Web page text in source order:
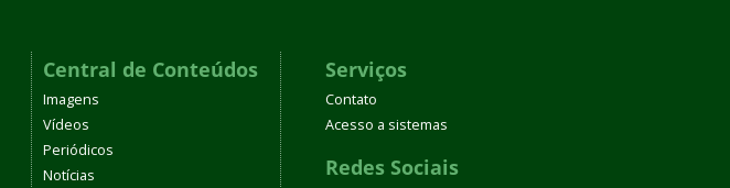
Central de Conteúdos
Imagens
Vídeos
Periódicos
Notícias
Serviços
Contato
Acesso a sistemas
Redes Sociais